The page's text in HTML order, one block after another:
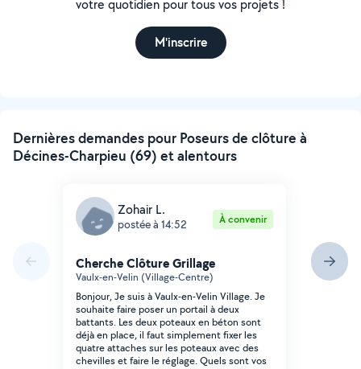
votre quotidien pour tous vos projets !
M'inscrire
Dernières demandes pour Poseurs de clôture à
Décines-Charpieu (69) et alentours
Zohair L.
postée à 14:52 À convenir
Cherche Clôture Grillage
Vaulx-en-Velin (Village-Centre)
Bonjour, Je suis à Vaulx-en-Velin Village. Je
souhaite faire poser un portail à deux
battants. Les deux poteaux en béton sont
déjà en place, il faut simplement fixer les
quatre attaches sur les poteaux avec des
chevilles et faire le réglage. Quels sont vos